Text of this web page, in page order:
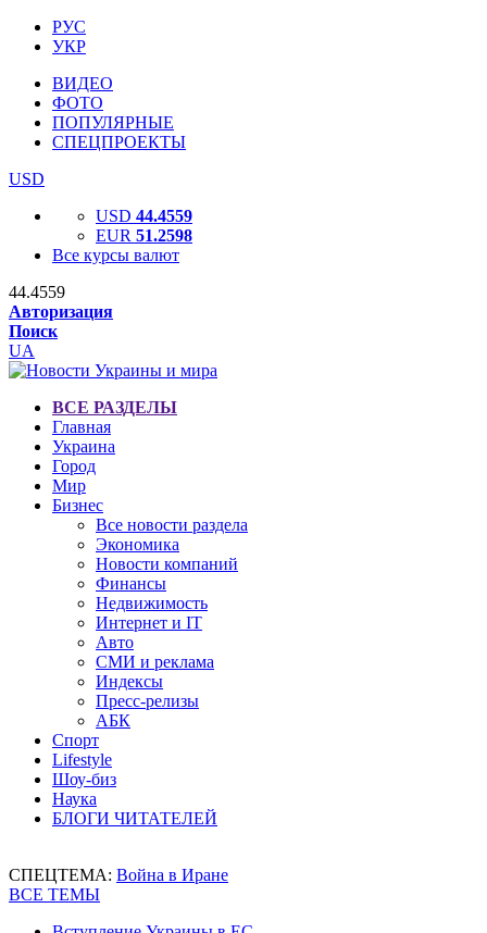
РУС
УКР
ВИДЕО
ФОТО
ПОПУЛЯРНЫЕ
СПЕЦПРОЕКТЫ
USD
USD 44.4559
EUR 51.2598
Все курсы валют
44.4559
Авторизация
Поиск
UA
ВСЕ РАЗДЕЛЫ
Главная
Украина
Город
Мир
Бизнес
Все новости раздела
Экономика
Новости компаний
Финансы
Недвижимость
Интернет и IT
Авто
СМИ и реклама
Индексы
Пресс-релизы
АБК
Спорт
Lifestyle
Шоу-биз
Наука
БЛОГИ ЧИТАТЕЛЕЙ
СПЕЦТЕМА: Война в Иране
ВСЕ ТЕМЫ